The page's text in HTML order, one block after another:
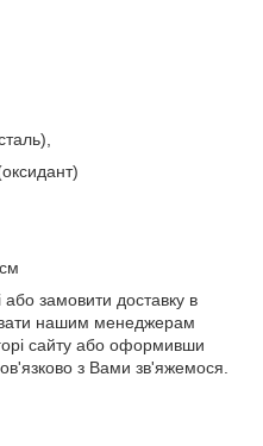
або замовити доставку в
нашим менеджерам
сайту або оформивши
з Вами зв'яжемося.